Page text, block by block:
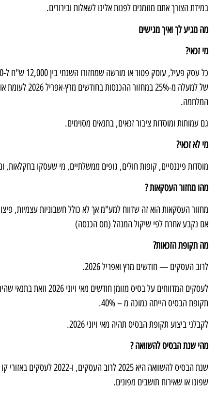
במידת הצורך אתם מוזמנים לפנות אלינו לשאלות ובירורים.
מה מגיע לך ואיך מגישים
מי זכאי?
המלחמה.
גם עמותות ומוסדות ציבור זכאים, בתנאים מסוימים.
מי לא זכאי?
מוסדות פיננסיים, קופות חולים, גופים ממשלתיים, מי שעסקו בחקלאות, ומי
מהו מחזור העסקאות ?
מחזור העסקאות הוא זה שדווח למע"מ אך לא כולל חשבוניות עצמיות,
אם נקבע אחרת לפי שיקול המנהל (מס הכנסה)
מה תקופת הזכאות?
לרוב העסקים — חודשים מרץ ואפריל 2026.
לעסקים המדווחים על בסיס
תקופת הבסיס הייתה נמוכה מ – 40%.
לקבלני ביצוע תקופת הבסיס תהיה מאי ויוני 2026.
מהי שנת הבסיס להשוואה ?
שפונו או שאירוח תושבים מפונים.